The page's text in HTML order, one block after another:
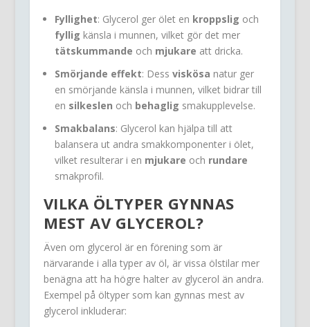
Fyllighet: Glycerol ger ölet en kroppslig och
fyllig känsla i munnen, vilket gör det mer
tätskummande och mjukare att dricka.
Smörjande effekt: Dess viskösa natur ger
en smörjande känsla i munnen, vilket bidrar till
en silkeslen och behaglig smakupplevelse.
Smakbalans: Glycerol kan hjälpa till att
balansera ut andra smakkomponenter i ölet,
vilket resulterar i en mjukare och rundare
smakprofil.
VILKA ÖLTYPER GYNNAS
MEST AV GLYCEROL?
Även om glycerol är en förening som är
närvarande i alla typer av öl, är vissa ölstilar mer
benägna att ha högre halter av glycerol än andra.
Exempel på öltyper som kan gynnas mest av
glycerol inkluderar: